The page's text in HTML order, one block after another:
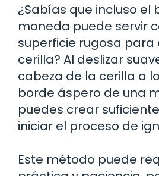
¿Sabías que incluso el
moneda puede servir
superficie rugosa para
cerilla? Al deslizar
cabeza de la cerilla a
borde áspero de una
puedes crear
iniciar el proceso de
Este método puede